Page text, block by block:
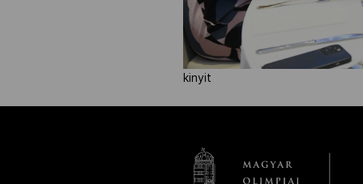
Adatbank
kinyit